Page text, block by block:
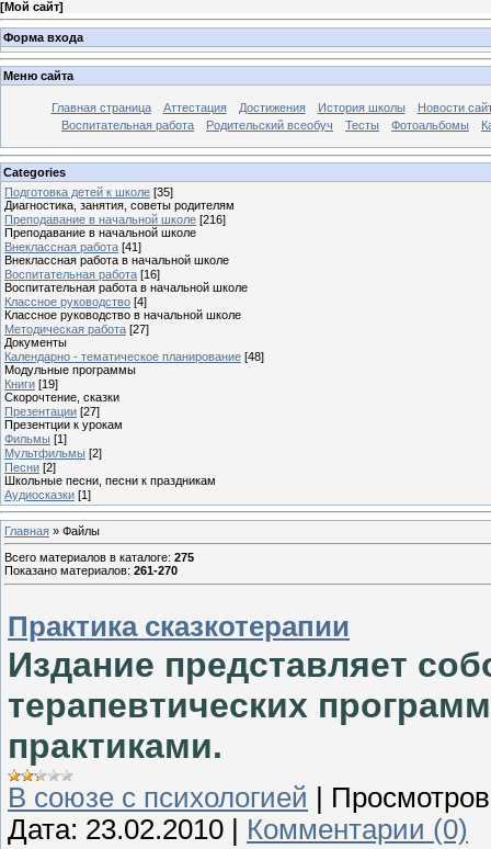
[Мой сайт]
Форма входа
Меню сайта
Главная страница Аттестация Достижения История школы
Новости
Воспитательная работа
Родительский всеобуч Тесты Фотоальбомы
Categories
Подготовка детей к школе [35]
Диагностика, занятия, советы родителям
Преподавание в начальной школе [216]
Преподавание в начальной школе
Внеклассная работа [41]
Внеклассная работа в начальной школе
Воспитательная работа [16]
Воспитательная работа в начальной школе
Классное руководство [4]
Классное руководство в начальной школе
Методическая работа [27]
Документы
Календарно - тематическое планирование [48]
Модульные программы
Книги [19]
Скорочтение, сказки
Презентации [27]
Презентции к урокам
Фильмы [1]
Мультфильмы [2]
Песни [2]
Школьные песни, песни к праздникам
Аудиосказки [1]
Главная » Файлы
Всего материалов в каталоге: 275
Показано материалов: 261-270
Практика сказкотерапии
Издание представляет
терапевтических
практиками.
В союзе с психологией |
Дата: 23.02.2010 | Комментарии (0)